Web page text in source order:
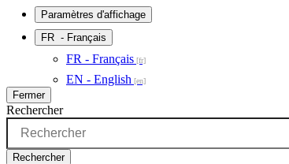
Paramètres d'affichage
FR - Français
FR - Français
EN - English
Fermer
Rechercher
Rechercher